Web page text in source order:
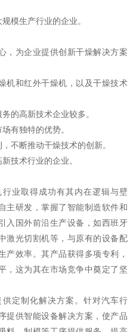
模生产行业的企业。
，为企业提供创新干燥解决方案
机和红外干燥机，以及干燥技术
的高新技术企业较多。
有独特的优势。
不断推动干燥技术的创新。
技术行业的企业。
业取得成功有其内在逻辑与壁
主研发，掌握了智能制造软件和
入国外前沿生产设备，如西班牙
激光切割机等，与原有的设备配
产效率。其产品获得多项专利，
，这为其在市场竞争中奠定了坚
定制化解决方案。针对汽车行
提供智能设备解决方案，使产品